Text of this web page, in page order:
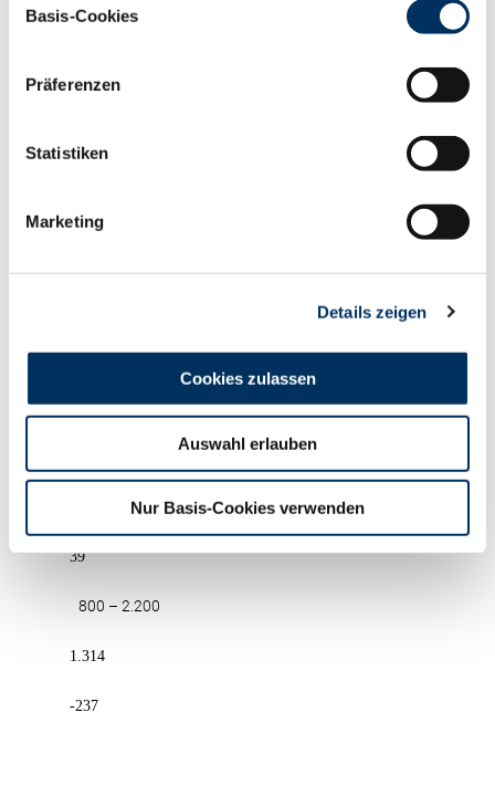
Cookies, wenn Sie unsere Webseite weiterhin nutzen.
Basis-Cookies
Präferenzen
Statistiken
Marketing
Details zeigen
Cookies zulassen
Auswahl erlauben
Nur Basis-Cookies verwenden
von - bis
Diff.
39
800 – 2.200
1.314
-237